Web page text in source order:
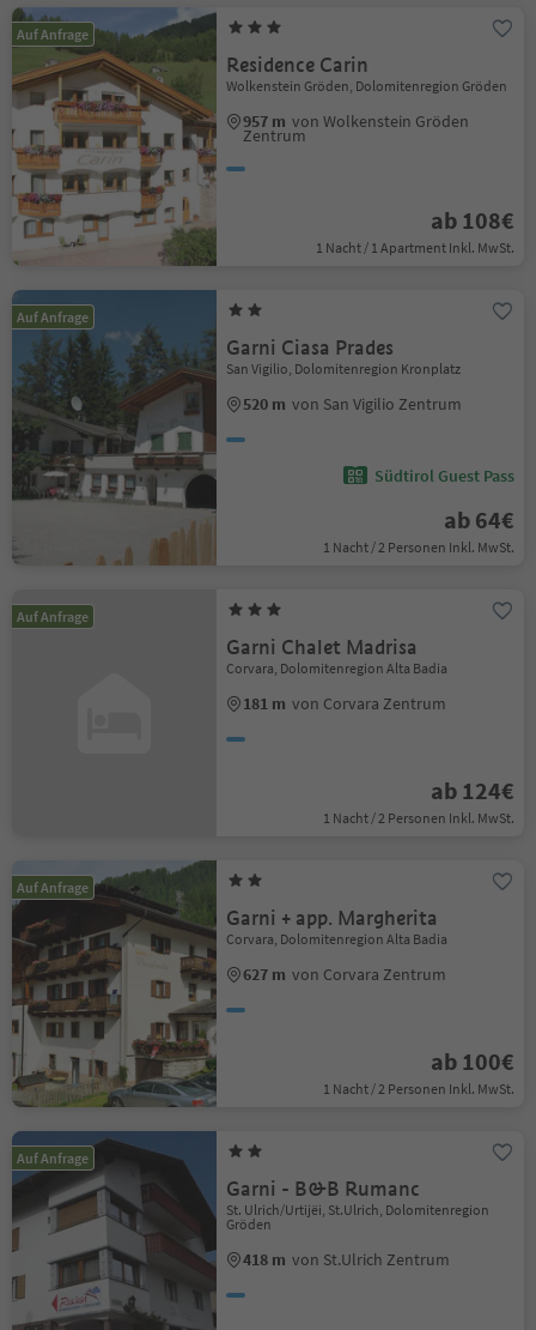
Auf Anfrage
Residence Carin
Wolkenstein Gröden, Dolomitenregion Gröden
957 m von Wolkenstein Gröden
Zentrum
ab 108€
1 Nacht / 1 Apartment Inkl. MwSt.
Auf Anfrage
Garni Ciasa Prades
San Vigilio, Dolomitenregion Kronplatz
520 m von San Vigilio Zentrum
Südtirol Guest Pass
ab 64€
1 Nacht / 2 Personen Inkl. MwSt.
Auf Anfrage
Garni Chalet Madrisa
Corvara, Dolomitenregion Alta Badia
181 m von Corvara Zentrum
ab 124€
1 Nacht / 2 Personen Inkl. MwSt.
Auf Anfrage
Garni + app. Margherita
Corvara, Dolomitenregion Alta Badia
627 m von Corvara Zentrum
ab 100€
1 Nacht / 2 Personen Inkl. MwSt.
Auf Anfrage
Garni - B&B Rumanc
St. Ulrich/Urtijëi, St.Ulrich, Dolomitenregion
Gröden
418 m von St.Ulrich Zentrum